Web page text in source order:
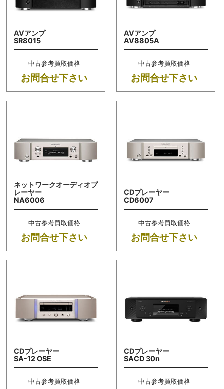
AVアンプ
SR8015
中古参考買取価格
お問合せ下さい
AVアンプ
AV8805A
中古参考買取価格
お問合せ下さい
ネットワークオーディオプ
レーヤー
NA6006
中古参考買取価格
お問合せ下さい
CDプレーヤー
CD6007
中古参考買取価格
お問合せ下さい
CDプレーヤー
SA-12 OSE
中古参考買取価格
CDプレーヤー
SACD 30n
中古参考買取価格